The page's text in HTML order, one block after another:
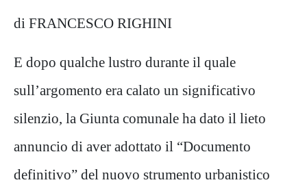
di FRANCESCO RIGHINI
E dopo qualche lustro durante il quale
sull’argomento era calato un significativo
silenzio, la Giunta comunale ha dato il lieto
annuncio di aver adottato il “Documento
definitivo” del nuovo strumento urbanistico